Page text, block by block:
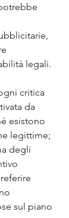
legali.
critica
da
esistono
legittime;
degli
sul piano